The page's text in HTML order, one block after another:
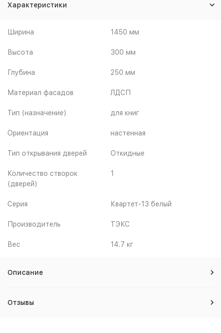
Характеристики
Ширина 1450 мм
Высота 300 мм
Глубина 250 мм
Материал фасадов ЛДСП
Тип (назначение) для книг
Ориентация настенная
Тип открывания дверей Откидные
Количество створок
(дверей)
1
Серия Квартет-13 белый
Производитель ТЭКС
Вес 14.7 кг
Описание
Отзывы